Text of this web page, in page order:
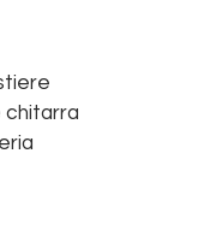
chitarra